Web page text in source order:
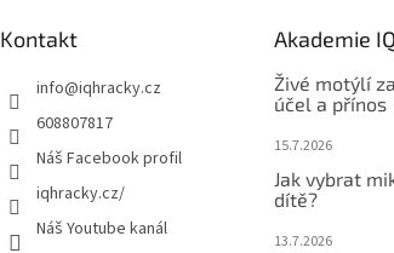
Kontakt
info@iqhracky.cz
608807817
Náš Facebook profil
iqhracky.cz/
Náš Youtube kanál
Akademie
Živé motýlí
účel a přínos
15.7.2026
Jak vybrat
dítě?
13.7.2026